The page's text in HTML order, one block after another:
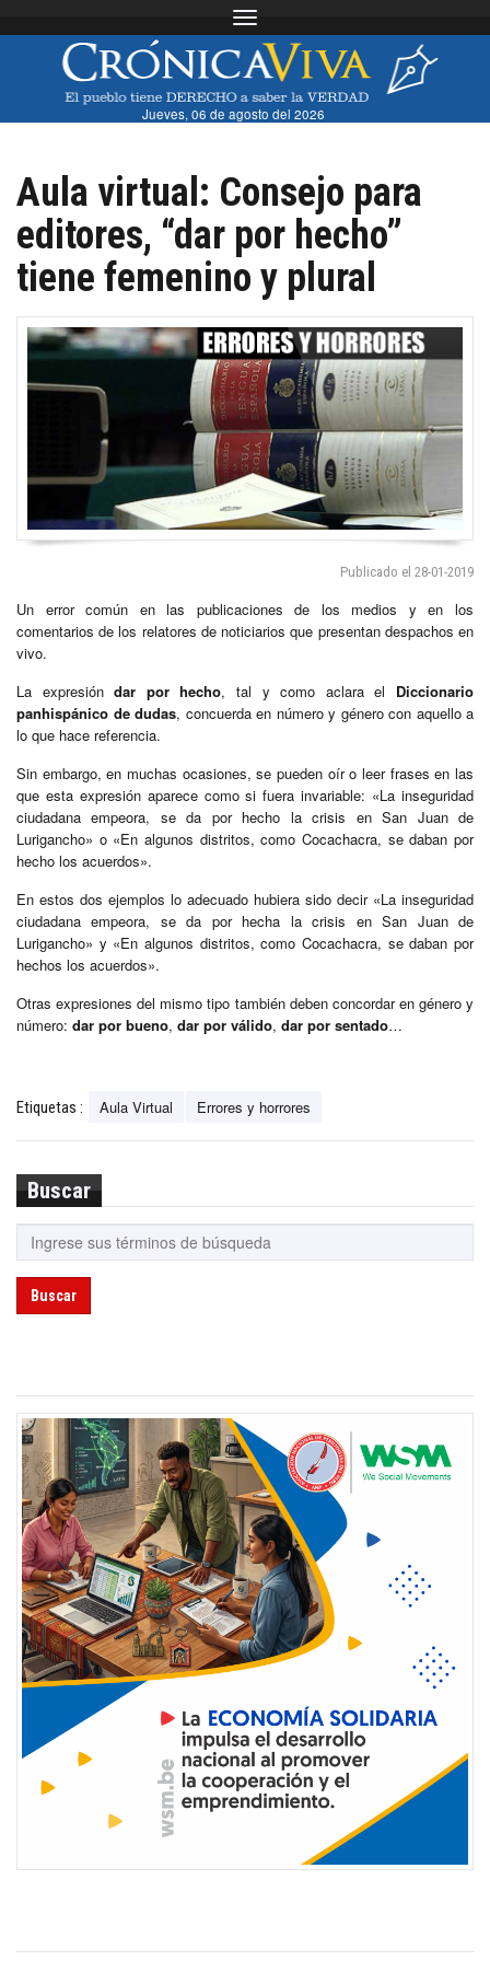
Toggle navigation
Jueves, 06 de agosto del 2026
Aula virtual: Consejo para
editores, “dar por hecho”
tiene femenino y plural
Publicado el 28-01-2019
Un error común en las publicaciones de los medios y en los
comentarios de los relatores de noticiarios que presentan despachos en
vivo.
La expresióndar por hecho, tal y como aclara el Diccionario
panhispánico de dudas, concuerda en número y género con aquello a
lo que hace referencia.
Sin embargo, en muchas ocasiones, se pueden oír o leer frases en las
que esta expresión aparece como si fuera invariable: «La inseguridad
ciudadana empeora, se da por hecho la crisis en San Juan de
Lurigancho» o «En algunos distritos, como Cocachacra, se daban por
hecho los acuerdos».
En estos dos ejemplos lo adecuado hubiera sido decir «La inseguridad
ciudadana empeora, se da por hecha la crisis en San Juan de
Lurigancho» y «En algunos distritos, como Cocachacra, se daban por
hechos los acuerdos».
Otras expresiones del mismo tipo también deben concordar en género y
número: dar por bueno, dar por válido, dar por sentado…
Etiquetas : Aula Virtual Errores y horrores
Buscar
Buscar